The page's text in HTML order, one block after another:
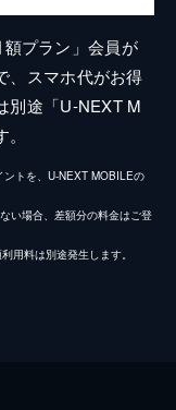
額プラン」会員が
、スマホ代がお得
別途「U-NEXT M
トを、U-NEXT MOBILEの
い場合、差額分の料金はご登
用料は別途発生します。